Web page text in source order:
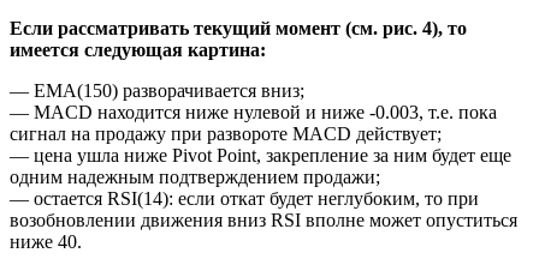
Если рассматривать текущий момент (см. рис. 4), то
имеется следующая картина:
— ЕМА(150) разворачивается вниз;
— MACD находится ниже нулевой и ниже -0.003, т.е. пока
сигнал на продажу при развороте MACD действует;
— цена ушла ниже Pivot Point, закрепление за ним будет еще
одним надежным подтверждением продажи;
— остается RSI(14): если откат будет неглубоким, то при
возобновлении движения вниз RSI вполне может опуститься
ниже 40.